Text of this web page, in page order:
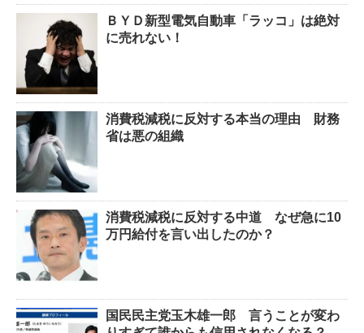
ＢＹＤ新型電気自動車「ラッコ」は絶対
に売れない！
消費税減税に反対する本当の理由 財務
省は悪の組織
消費税減税に反対する中道 なぜ急に10
万円給付を言い出したのか？
国民民主党玉木雄一郎 言うことが変わ